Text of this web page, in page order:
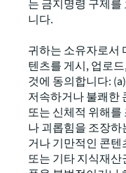
는 금지명령 구제
니다.
귀하는 소유자로서
텐츠를 게시, 업로
것에 동의합니다:
저속하거나 불쾌한
또는 신체적 위해를
나 괴롭힘을 조장하
거나 기만적인 콘텐
또는 기타 지식재